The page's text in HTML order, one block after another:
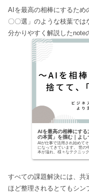
AIを最高の相棒にするため
〇〇選」のような枝葉で
分かりやすく解説したnote
AIを最高の相棒にす
の本質」を掴む｜よ
AIが仕事で活用され始めて
になってきています。 世の
本が溢れ、様々なテクニッ
すべての課題解決には、共
ほど整理されるとてもシン